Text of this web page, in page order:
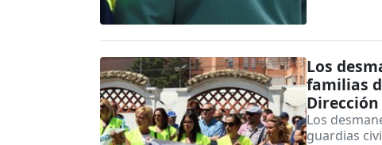
Los
familias
Los
guardias